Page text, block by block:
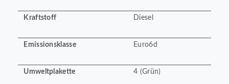
Kraftstoff Diesel
Emissionsklasse Euro6d
Umweltplakette 4 (Grün)